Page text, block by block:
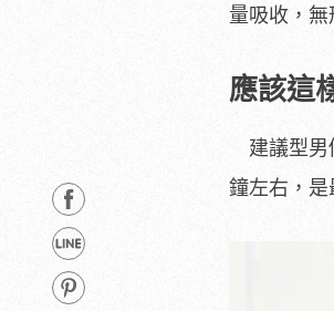
量吸收，無
應該這
建議型男
鐘左右，是